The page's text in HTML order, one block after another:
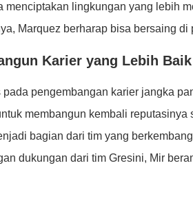
menciptakan lingkungan yang lebih
Marquez berharap bisa bersaing di
Karier yang Lebih Baik
pada pengembangan karier jangka
membangun kembali
bagian dari tim yang
dukungan dari tim Gresini, Mir